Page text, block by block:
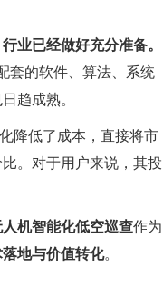
业已经做好充分准备。
套的软件、算法、系统
趋成熟。
降低了成本，直接将市
。对于用户来说，其投
人机智能化低空巡查作为
地与价值转化。